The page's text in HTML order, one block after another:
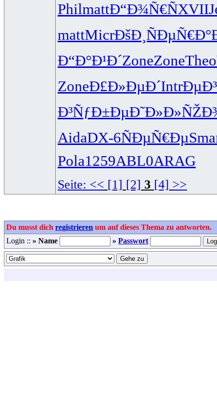
PhilmattÐ“Ð¾Ñ€ÑXVII
mattMicrÐšÐ¸ÑÐµ
Ð“Ð°Ð¹Ð´ZoneZoneTheo
ZoneÐ£Ð»ÐµÐ´Intr
Ð³ÑƒÐ±ÐµÐ˜Ð»Ð»ÑŽ
AidaDX-6ÑÐµÑ€Ðµ
Pola1259ABL0ARAG
Seite: << [1] [2] 3 [4] >>
Du musst dich registrieren um auf dieses Thema zu antworten.
Login :: » Name » Passwort